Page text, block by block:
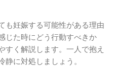
も妊娠する可能性がある理由
じた時にどう行動すべきか
すく解説します。一人で抱え
に対処しましょう。